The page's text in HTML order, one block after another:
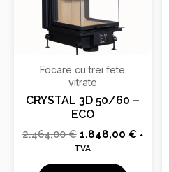
Focare cu trei fete
vitrate
CRYSTAL 3D 50/60 –
ECO
2.464,00€ 1.848,00 € +
TVA